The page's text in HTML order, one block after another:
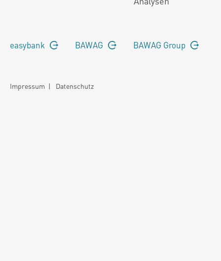
easybank BAWAG BAWAG Group
Impressum | Datenschutz